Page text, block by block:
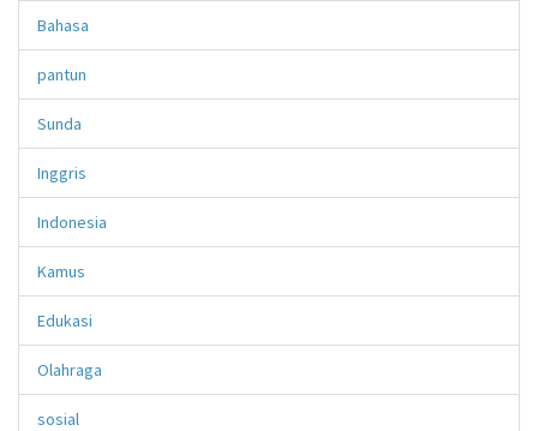
Bahasa
pantun
Sunda
Inggris
Indonesia
Kamus
Edukasi
Olahraga
sosial